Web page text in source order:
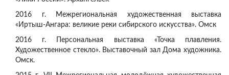
2016 г. Межрегиональная художественная выставка
«Иртыш-Ангара: великие реки сибирского искусства». Омск
2016 г. Персональная выставка «Точка плавления.
Художественное стекло». Выставочный зал Дома художника.
Омск.